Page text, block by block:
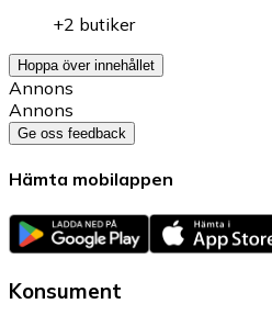
+2 butiker
Hoppa över innehållet
Annons
Annons
Ge oss feedback
Hämta mobilappen
Konsument